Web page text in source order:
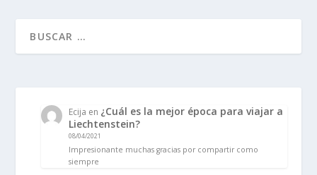
Ecija en ¿Cuál es la mejor época para viajar a
Liechtenstein?
08/04/2021
Impresionante muchas gracias por compartir como
siempre